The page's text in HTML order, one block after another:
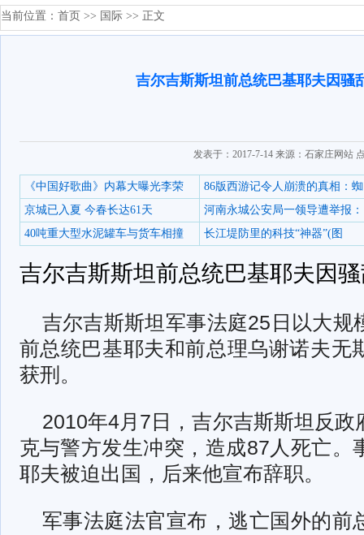
当前位置： 首页 >> 国际 >> 正文
吉尔吉斯斯坦前总统巴基耶夫因骚
发表于：2017-7-14 来源：石家庄网站
《中国好歌曲》内幕大曝光李荣
86版西游记令人崩溃的真相：蜘
京城已入夏 今春长达61天
河南永城公安局一领导遭举报：
40吨重大型水泥罐车与货车相撞
长江堤防里的科技“神器”(图
吉尔吉斯斯坦前总统巴基耶夫因
吉尔吉斯斯坦军事法庭25日以大规
前总统巴基耶夫和前总理乌谢诺夫无
获刑。
2010年4月7日，吉尔吉斯斯坦反
克与警方发生冲突，造成87人死亡。
耶夫被迫出国，后来他宣布辞职。
军事法庭法官宣布，逃亡国外的前